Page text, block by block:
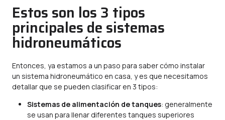
Estos son los 3 tipos
principales de sistemas
hidroneumáticos
Entonces, ya estamos a un paso para saber cómo instalar
un sistema hidroneumático en casa, y es que necesitamos
detallar que se pueden clasificar en 3 tipos:
Sistemas de alimentación de tanques: generalmente
se usan para llenar diferentes tanques superiores